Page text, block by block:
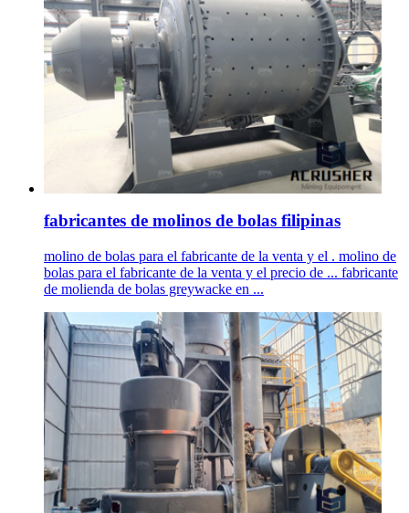
fabricantes de molinos de bolas filipinas
molino de bolas para el fabricante de la venta y el . molino de
bolas para el fabricante de la venta y el precio de ... fabricante
de molienda de bolas greywacke en ...